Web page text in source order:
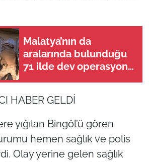
Malatya’nın da
aralarında bulunduğu
71 ilde dev operasyon:
HABER GELDİ
yığılan Bingöl’ü gören
hemen sağlık ve polis
Olay yerine gelen sağlık